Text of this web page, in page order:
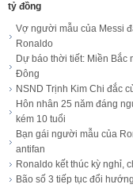
tỷ đồng
Vợ người mẫu của Messi
Ronaldo
Dự báo thời tiết: Miền Bắc
Đông
NSND Trịnh Kim Chi đắc
Hôn nhân 25 năm đáng
kém 10 tuổi
Bạn gái người mẫu của
antifan
Ronaldo kết thúc kỳ nghỉ,
Bão số 3 tiếp tục đổi